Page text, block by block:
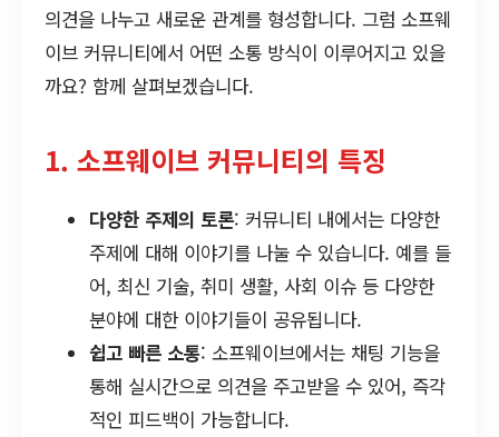
의견을 나누고 새로운 관계를 형성합니다. 그럼 소프웨
이브 커뮤니티에서 어떤 소통 방식이 이루어지고 있을
까요? 함께 살펴보겠습니다.
1. 소프웨이브 커뮤니티의 특징
다양한 주제의 토론: 커뮤니티 내에서는 다양한
주제에 대해 이야기를 나눌 수 있습니다. 예를 들
어, 최신 기술, 취미 생활, 사회 이슈 등 다양한
분야에 대한 이야기들이 공유됩니다.
쉽고 빠른 소통: 소프웨이브에서는 채팅 기능을
통해 실시간으로 의견을 주고받을 수 있어, 즉각
적인 피드백이 가능합니다.